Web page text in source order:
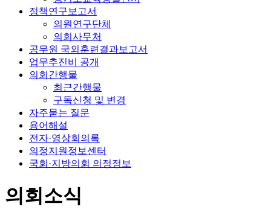
정책연구보고서
의원연구단체
의회사무처
공무원 국외훈련결과보고서
업무추진비 공개
의회간행물
최근간행물
구독신청 및 변경
자주묻는 질문
용어해설
전자·영상회의록
의정지원정보센터
국회·지방의회 의정정보
의회소식